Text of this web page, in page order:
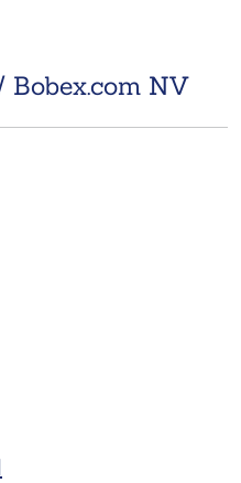
Bobex.com NV